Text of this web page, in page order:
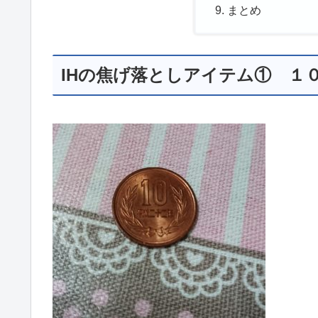
まとめ
IHの焦げ落としアイテム① １